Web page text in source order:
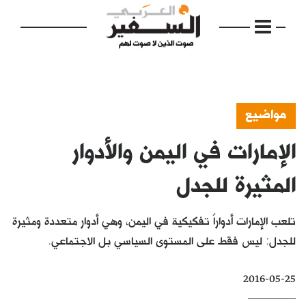
الرئيسية
مواضيع
فكرة
مواضيع
الإمارات في اليمن والأدوار
المثيرة للجدل
تلعب الإمارات أدواراً تفكيكية في اليمن، وهي أدوار متعددة ومثيرة
للجدل: ليس فقط على المستوى السياسي بل الاجتماعي.
2016-05-25